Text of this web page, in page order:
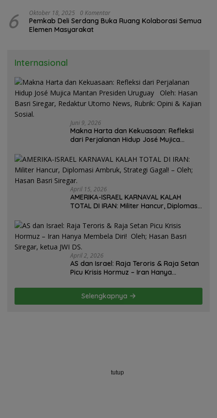
6 Oktober 18, 2025 0 Komentar
Pemkab Deli Serdang Buka Ruang Kolaborasi Semua
Elemen Masyarakat
Internasional
Juni 9, 2026
Makna Harta dan Kekuasaan: Refleksi
dari Perjalanan Hidup José Mujica
Basri Siregar, Redaktur Utomo News,
Rubrik: Opini & Kajian Sosial.
April 15, 2026
AMERIKA-ISRAEL KARNAVAL KALAH
TOTAL DI IRAN: Militer Hancur, Diplomasi
Basri Siregar.
April 2, 2026
AS dan Israel: Raja Teroris & Raja Setan
Picu Krisis Hormuz – Iran Hanya
ketua JWI DS.
Selengkapnya
tutup